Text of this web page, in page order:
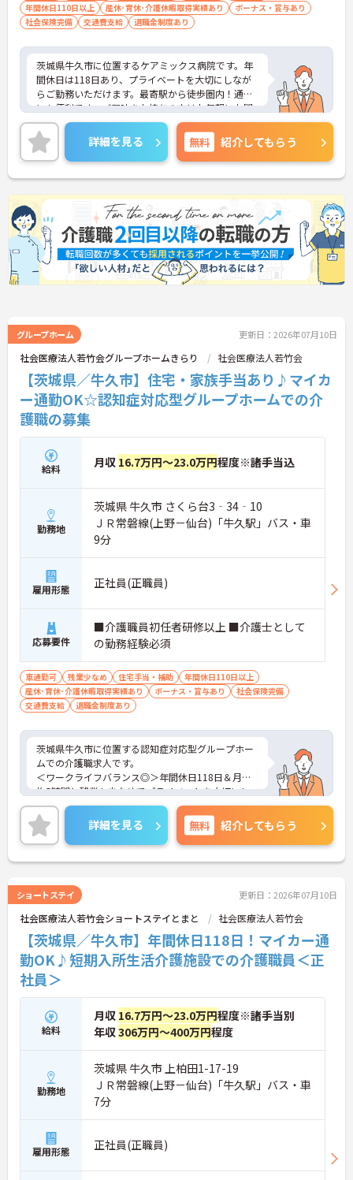
年間休日110日以上
産休･育休･介護休暇取得実績あり
ボーナス・賞与あり
社会保険完備
交通費支給 退職金制度あり
茨城県牛久市に位置するケアミックス病院です。年
間休日は118日あり、プライベートを大切にしなが
らご勤務いただけます。最寄駅から徒歩圏内！通勤
にも便利です。ご興味をお持ちの方はお気軽にお問
い合わせください。
詳細を見る 無料 紹介してもらう
グループホーム 更新日：2026年07月10日
社会医療法人若竹会グループホームきらり 社会医療法人若竹会
【茨城県／牛久市】住宅・家族手当あり♪マイカ
ー通勤OK☆認知症対応型グループホームでの介
護職の募集
給料 月収 16.7万円～23.0万円程度※諸手当込
勤務地
茨城県 牛久市 さくら台3‐34‐10
ＪＲ常磐線(上野－仙台)「牛久駅」バス・車
9分
雇用形態 正社員(正職員)
応募要件
■介護職員初任者研修以上 ■介護士として
の勤務経験必須
車通勤可 残業少なめ 住宅手当・補助
年間休日110日以上
産休･育休･介護休暇取得実績あり
ボーナス・賞与あり
社会保険完備
交通費支給
退職金制度あり
茨城県牛久市に位置する認知症対応型グループホー
ムでの介護職求人です。
＜ワークライフバランス◎＞年間休日118日＆月平
均5時間と残業も少なめでプライベートを大切にし
ながらご勤務いただけます。
＜マイカー通勤OK＞駐車場も完備！雨の日の通勤に
も便利です。
ご興味のある方には、面接対策ポイント等、さらに
詳細をお話ししますのでお気軽にご相談ください！
詳細を見る 無料 紹介してもらう
ショートステイ 更新日：2026年07月10日
社会医療法人若竹会ショートステイとまと 社会医療法人若竹会
【茨城県／牛久市】年間休日118日！マイカー通
勤OK♪短期入所生活介護施設での介護職員＜正
社員＞
給料
月収 16.7万円～23.0万円程度※諸手当別
年収306万円～400万円程度
勤務地
茨城県 牛久市 上柏田1-17-19
ＪＲ常磐線(上野－仙台)「牛久駅」バス・車
7分
雇用形態 正社員(正職員)